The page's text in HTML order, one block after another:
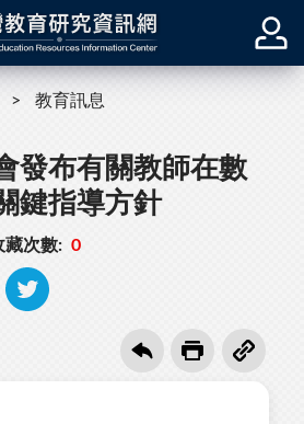
教育訊息
發布有關教師在數
鍵指導方針
藏次數: 0